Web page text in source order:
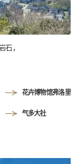
石，
花卉博物馆弗洛里
气多大社